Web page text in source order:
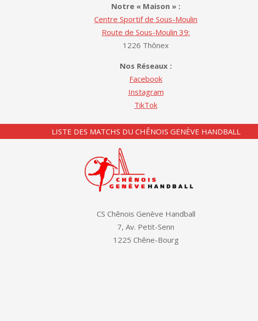
Notre « Maison » :
Centre Sportif de Sous-Moulin
Route de Sous-Moulin 39:
1226 Thônex
Nos Réseaux :
Facebook
Instagram
TikTok
LISTE DES MATCHS DU CHÊNOIS GENÈVE HANDBALL
CS Chênois Genève Handball
7, Av. Petit-Senn
1225 Chêne-Bourg